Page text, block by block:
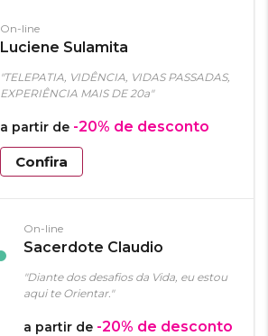
On-line
Luciene Sulamita
"TELEPATIA, VIDÊNCIA, VIDAS PASSADAS,
EXPERIÊNCIA MAIS DE 20a"
a partir de -20% de desconto
Confira
On-line
Sacerdote Claudio
"Diante dos desafios da Vida, eu estou
aqui te Orientar."
a partir de -20% de desconto